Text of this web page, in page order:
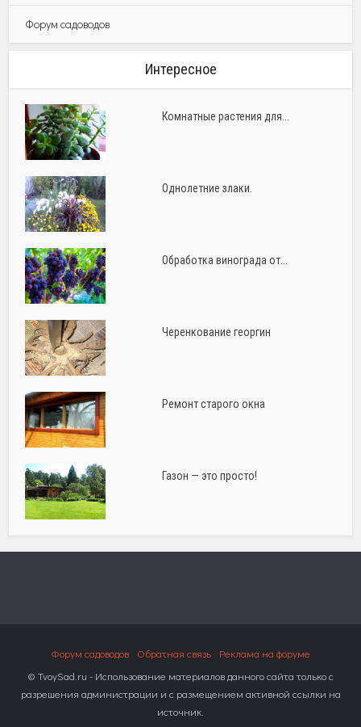
Форум садоводов
Интересное
Комнатные растения для...
Однолетние злаки.
Обработка винограда от...
Черенкование георгин
Ремонт старого окна
Газон — это просто!
Форум садоводов Обратная связь
Реклама на форуме
© TvoySad.ru - Использование материалов данного сайта только с
разрешения администрации и с размещением активной ссылки на
источник.